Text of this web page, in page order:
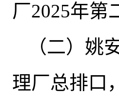
厂2025年第
（二）姚
理厂总排口 ，